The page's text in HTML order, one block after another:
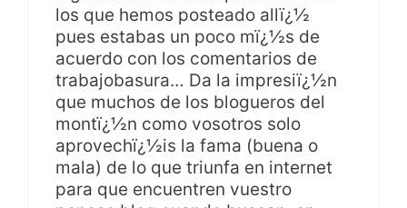
los que hemos posteado allï¿½
pues estabas un poco mï¿½s de
acuerdo con los comentarios de
trabajobasura… Da la impresiï¿½n
que muchos de los blogueros del
montï¿½n como vosotros solo
aprovechï¿½is la fama (buena o
mala) de lo que triunfa en internet
para que encuentren vuestro